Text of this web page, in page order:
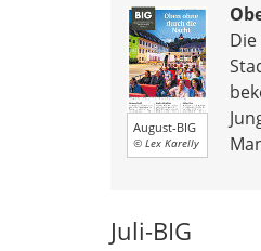
August-BIG
© Lex Karelly
Juli-BIG